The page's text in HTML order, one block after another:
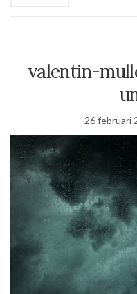
valentin-
26 februari